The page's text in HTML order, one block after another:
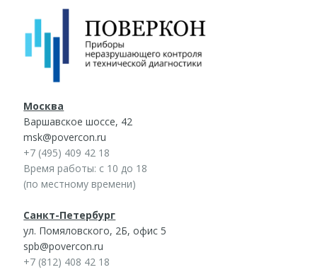
Москва
Варшавское шоссе, 42
msk@povercon.ru
+7 (495) 409 42 18
Время работы: с 10 до 18
(по местному времени)
Санкт-Петербург
ул. Помяловского, 2Б, офис 5
spb@povercon.ru
+7 (812) 408 42 18